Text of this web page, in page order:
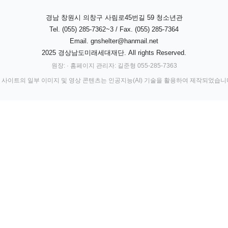
경남 창원시 의창구 사림로45번길 59 청소년관
Tel. (055) 285-7362~3 / Fax. (055) 285-7364
Email. gnshelter@hanmail.net
2025 경상남도미래세대재단. All rights Reserved.
원장: · 홈페이지 관리자: 길준형 055-285-7363
사이트의 일부 이미지 및 영상 콘텐츠는 인공지능(AI) 기술을 활용하여 제작되었습니